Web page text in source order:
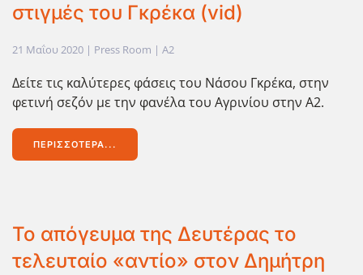
στιγμές του Γκρέκα (vid)
21 Μαΐου 2020 | Press Room | A2
Δείτε τις καλύτερες φάσεις του Νάσου Γκρέκα, στην
φετινή σεζόν με την φανέλα του Αγρινίου στην Α2.
ΠΕΡΙΣΣΌΤΕΡΑ...
Το απόγευμα της Δευτέρας το
τελευταίο «αντίο» στον Δημήτρη